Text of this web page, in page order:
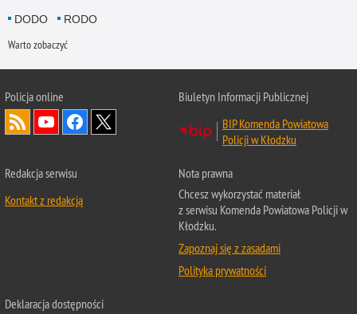
DODO RODO
Warto zobaczyć
Policjaonline
Biuletyn Informacji Publicznej
BIP Komenda Powiatowa
Policji w Kłodzku
Redakcja serwisu
Kontakt z redakcją
Nota prawna
Chcesz wykorzystać materiał
z serwisu Komenda Powiatowa Policji w
Kłodzku.
Zapoznaj się z zasadami
Polityka prywatności
Deklaracja dostępności